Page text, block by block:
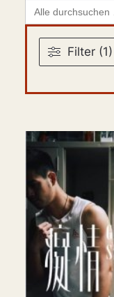
Search
for:
Filter (1)